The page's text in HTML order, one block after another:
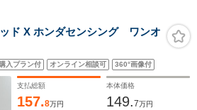
ド X ホンダセンシング ワンオ
購入プラン付 オンライン相談可 360°画像付
支払総額
157.8万円
本体価格
149.7万円